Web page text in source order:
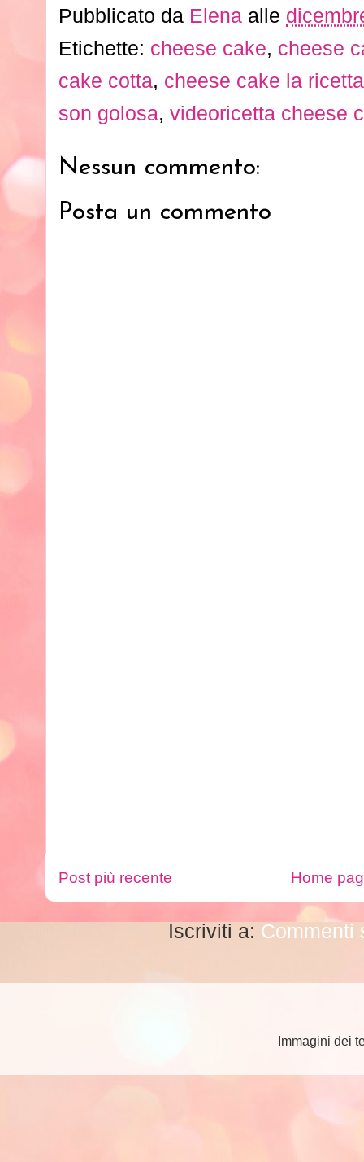
Pubblicato da Elena alle
Etichette: cheese cake, cheese
cake cotta, cheese cake la ricetta
son golosa, videoricetta cheese
Nessun commento:
Posta un commento
Post più recente Home
Iscriviti a: Commenti
Immagini dei